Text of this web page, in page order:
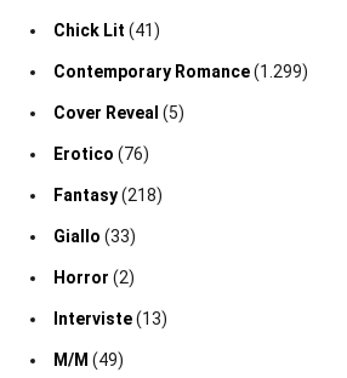
Chick Lit (41)
Contemporary Romance(1.299)
Cover Reveal (5)
Erotico (76)
Fantasy(218)
Giallo (33)
Horror (2)
Interviste(13)
M/M (49)